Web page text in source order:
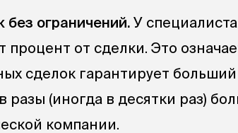
без ограничений. У
процент от сделки. Это
сделок гарантирует
разы (иногда в десятки раз)
компании.